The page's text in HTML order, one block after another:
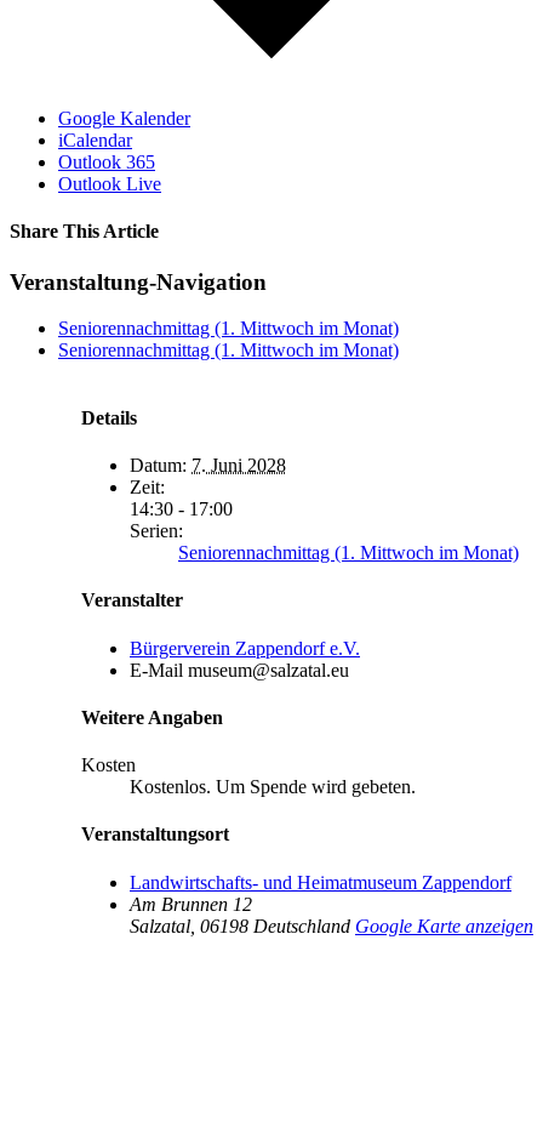
Google Kalender
iCalendar
Outlook 365
Outlook Live
Share This Article
Facebook
X
LinkedIn
WhatsApp
Tumblr
Pinterest
Vk
E-
Veranstaltung-Navigation
Seniorennachmittag (1. Mittwoch im Monat)
Seniorennachmittag (1. Mittwoch im Monat)
Details
Datum: 7. Juni 2028
Zeit:
14:30 - 17:00
Serien:
Seniorennachmittag (1. Mittwoch im Monat)
Veranstalter
Bürgerverein Zappendorf e.V.
E-Mail museum@salzatal.eu
Weitere Angaben
Kosten
Kostenlos. Um Spende wird gebeten.
Veranstaltungsort
Landwirtschafts- und Heimatmuseum Zappendorf
Am Brunnen 12
Salzatal 06198 Deutschland Google Karte anzeigen